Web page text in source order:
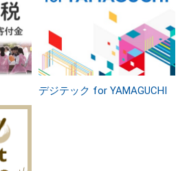
デジテック for YAMAGUCHI